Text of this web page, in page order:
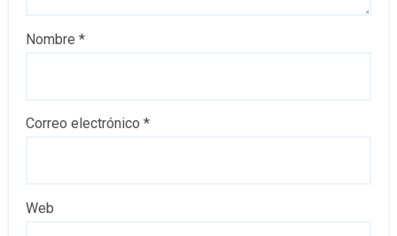
Nombre *
Correo electrónico *
Web